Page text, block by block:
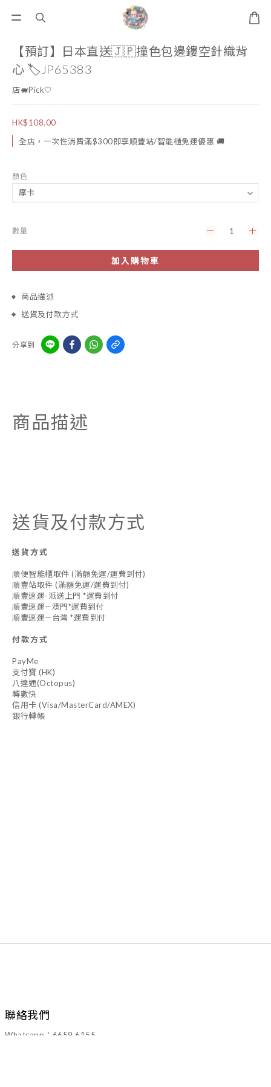
【預訂】日本直送🇯🇵撞色包邊鏤空針織背
心 🏷️JP65383
店🐖Pick🤍
HK$108.00
全店，一次性消費滿$300即享順豐站/智能櫃免運優惠 🚚
顏色
數量
加入購物車
商品描述
送貨及付款方式
分享到
商品描述
送貨及付款方式
送貨方式
順便智能櫃取件 (滿額免運/運費到付)
順豐站取件 (滿額免運/運費到付)
順豐速運-派送上門 *運費到付
順豐速運—澳門*運費到付
順豐速運—台灣 *運費到付
付款方式
PayMe
支付寶 (HK)
八達通(Octopus)
轉數快
信用卡 (Visa/MasterCard/AMEX)
銀行轉帳
聯絡我們
Whatsapp：6659 6155